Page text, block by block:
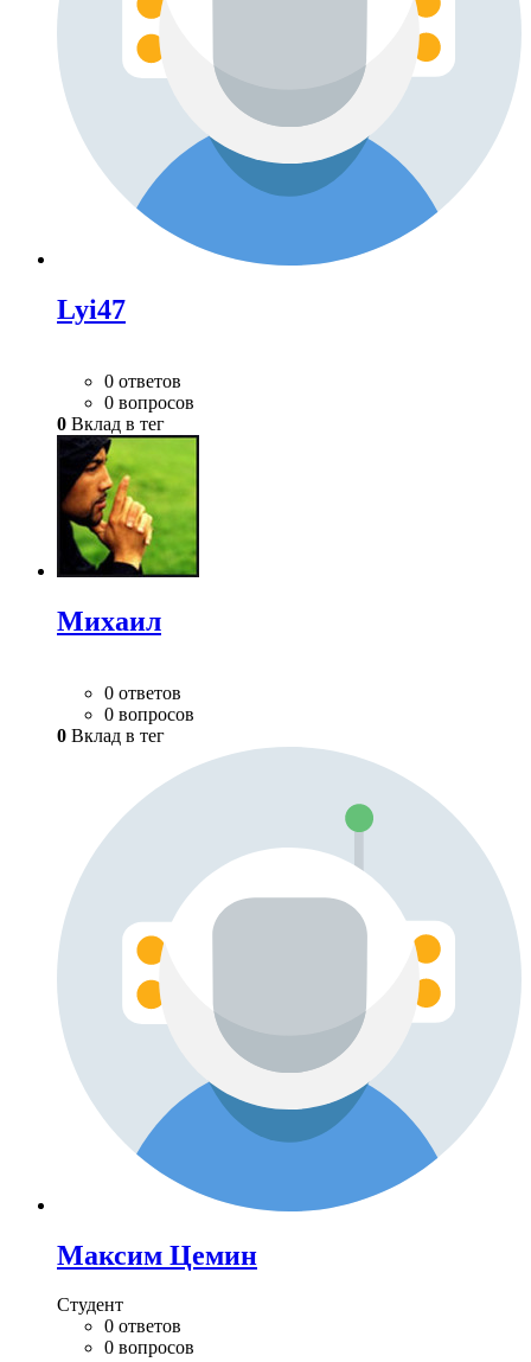
Lyi47
0 ответов
0 вопросов
0 Вклад в тег
Михаил
0 ответов
0 вопросов
0 Вклад в тег
Максим Цемин
Студент
0 ответов
0 вопросов